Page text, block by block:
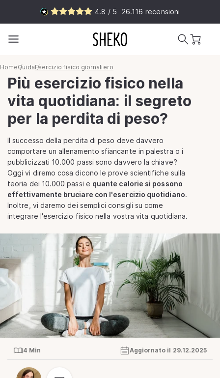
direttamente
4.8 / 5 26.116 recensioni
Carrello
HomeGuidaEsercizio fisico giornaliero
Più esercizio fisico nella
vita quotidiana: il segreto
per la perdita di peso?
Il successo della perdita di peso deve davvero
comportare un allenamento sfiancante in palestra o i
pubblicizzati 10.000 passi sono davvero la chiave?
Oggi vi diremo cosa dicono le prove scientifiche sulla
teoria dei 10.000 passi e quante calorie si possono
effettivamente bruciare con l'esercizio quotidiano.
Inoltre, vi daremo dei semplici consigli su come
integrare l'esercizio fisico nella vostra vita quotidiana.
4 Min Aggiornato il 29.12.2025